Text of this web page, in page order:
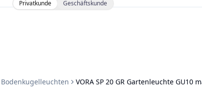
Privatkunde Geschäftskunde
VORA SP 20 GR Gartenleuchte GU10